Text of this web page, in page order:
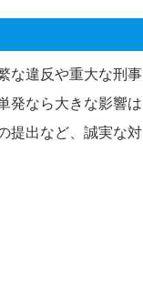
な違反や重大な刑事
発なら大きな影響は
提出など、誠実な対